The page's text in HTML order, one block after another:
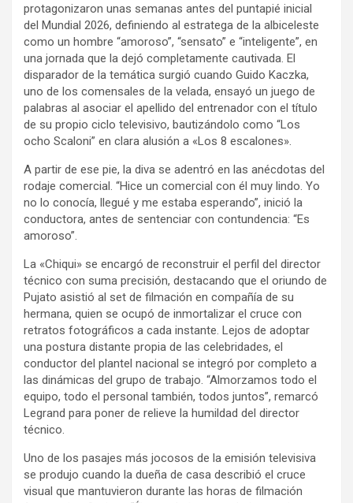
protagonizaron unas semanas antes del puntapié inicial
del Mundial 2026, definiendo al estratega de la albiceleste
como un hombre “amoroso”, “sensato” e “inteligente”, en
una jornada que la dejó completamente cautivada. El
disparador de la temática surgió cuando Guido Kaczka,
uno de los comensales de la velada, ensayó un juego de
palabras al asociar el apellido del entrenador con el título
de su propio ciclo televisivo, bautizándolo como “Los
ocho Scaloni” en clara alusión a «Los 8 escalones».
A partir de ese pie, la diva se adentró en las anécdotas del
rodaje comercial. “Hice un comercial con él muy lindo. Yo
no lo conocía, llegué y me estaba esperando”, inició la
conductora, antes de sentenciar con contundencia: “Es
amoroso”.
La «Chiqui» se encargó de reconstruir el perfil del director
técnico con suma precisión, destacando que el oriundo de
Pujato asistió al set de filmación en compañía de su
hermana, quien se ocupó de inmortalizar el cruce con
retratos fotográficos a cada instante. Lejos de adoptar
una postura distante propia de las celebridades, el
conductor del plantel nacional se integró por completo a
las dinámicas del grupo de trabajo. “Almorzamos todo el
equipo, todo el personal también, todos juntos”, remarcó
Legrand para poner de relieve la humildad del director
técnico.
Uno de los pasajes más jocosos de la emisión televisiva
se produjo cuando la dueña de casa describió el cruce
visual que mantuvieron durante las horas de filmación